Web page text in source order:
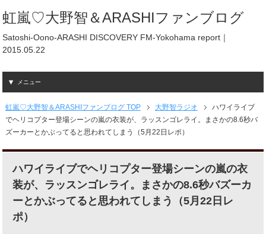
虹嵐♡大野智＆ARASHIファンブログ
Satoshi-Oono-ARASHI DISCOVERY FM-Yokohama report｜
2015.05.22
メニュー
虹嵐♡大野智＆ARASHIファンブログ TOP 大野智ラジオ
ハワイライブ
でヘリコプター登場シーンの嵐の衣装が、ラッスンゴレライ。まさかの8.6秒バ
ズーカーとかぶってると思われてしまう（5月22日レポ）
ハワイライブでヘリコプター登場シーンの嵐の衣
装が、ラッスンゴレライ。まさかの8.6秒バズーカ
ーとかぶってると思われてしまう（5月22日レ
ポ）